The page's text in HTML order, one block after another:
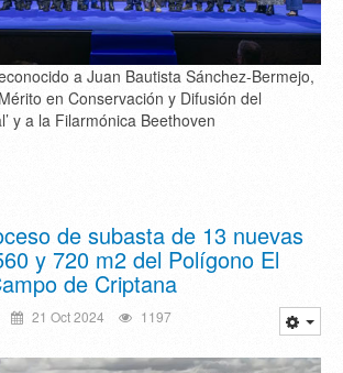
a Juan Bautista Sánchez-Bermejo,
en Conservación y Difusión del
y a la Filarmónica Beethoven
de subasta de 13 nuevas
y 720 m2 del Polígono El
de Criptana
21 Oct 2024 1197